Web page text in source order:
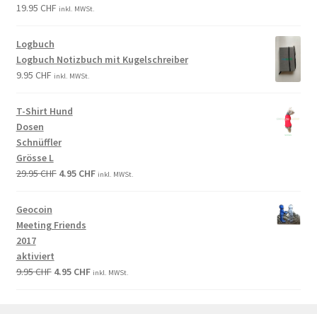
19.95 CHF inkl. MWSt.
Logbuch
Logbuch Notizbuch mit Kugelschreiber
9.95 CHF inkl. MWSt.
T-Shirt Hund
Dosen
Schnüffler
Grösse L
29.95CHF 4.95 CHF inkl. MWSt.
Geocoin
Meeting Friends
2017
aktiviert
9.95CHF 4.95 CHF inkl. MWSt.